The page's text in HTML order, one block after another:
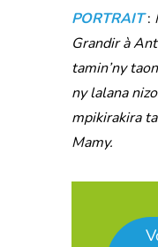
PORTRAIT :
Grandir à
tamin’ny
ny lalana
mpikirakira
Mamy.